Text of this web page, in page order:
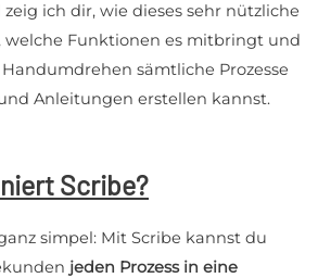
ich dir, wie dieses sehr nützliche
welche Funktionen es mitbringt und
sämtliche Prozesse
Anleitungen erstellen kannst.
Scribe?
simpel: Mit Scribe kannst du
jeden Prozess in eine